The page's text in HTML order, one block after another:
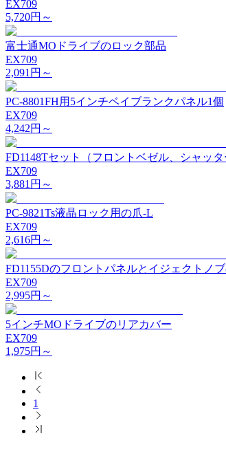
EX709
5,720円～
富士通MOドライブのロック部品
EX709
2,091 円～
PC-8801FH用5インチベイブランクパネル1個
EX709
4,242円～
FD1148Tセット（フロントベゼル、シャッタ
EX709
3,881 円～
PC-9821Ts液晶ロック用の爪-L
EX709
2,616円～
FD1155Dのフロントパネルとイジェクトノ
EX709
2,995円～
5インチMOドライブのリアカバー
EX709
1,975円～
1